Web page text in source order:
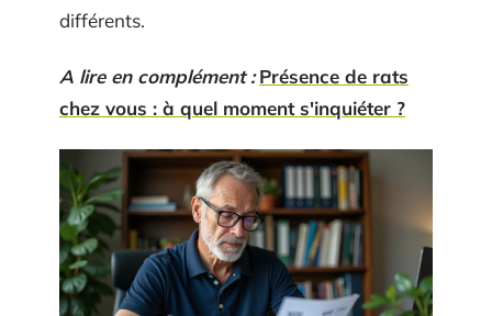
différents.
A lire en complément : Présence de rats
chez vous : à quel moment s'inquiéter ?